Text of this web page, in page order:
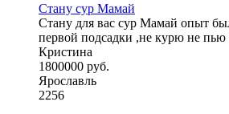
Стану сур Мамай
Стану для вас сур Мамай опыт
первой подсадки ,не курю не пью
Кристина
1800000 руб.
Ярославль
2256